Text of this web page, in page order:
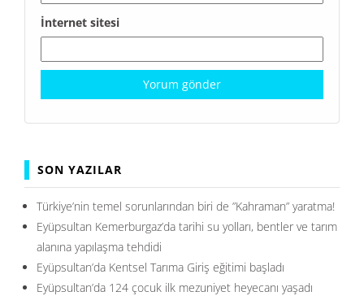
İnternet sitesi
SON YAZILAR
Türkiye’nin temel sorunlarından biri de ”Kahraman” yaratma!
Eyüpsultan Kemerburgaz’da tarihi su yolları, bentler ve tarım
alanına yapılaşma tehdidi
Eyüpsultan’da Kentsel Tarıma Giriş eğitimi başladı
Eyüpsultan’da 124 çocuk ilk mezuniyet heyecanı yaşadı